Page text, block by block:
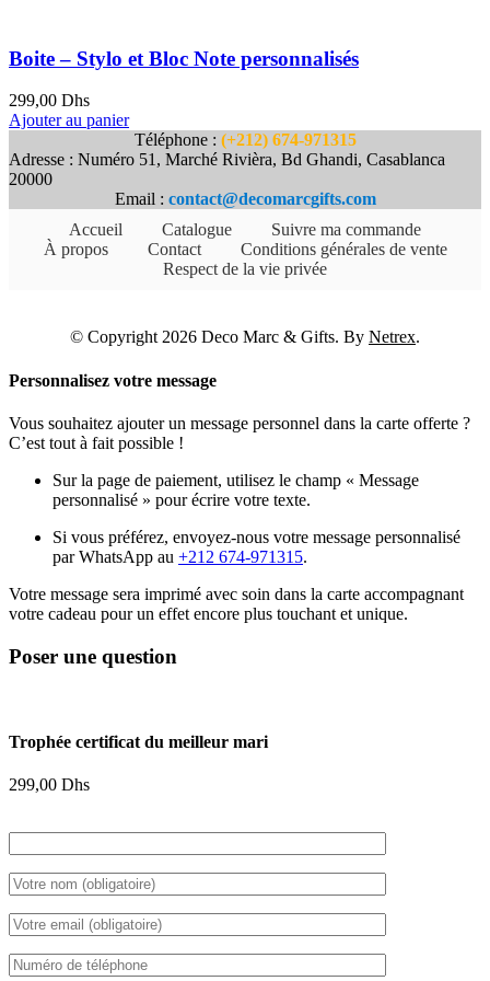
Boite – Stylo et Bloc Note personnalisés
299,00 Dhs
Ajouter au panier
Téléphone : (+212) 674-971315
Adresse : Numéro 51, Marché Rivièra, Bd Ghandi, Casablanca
20000
Email : contact@decomarcgifts.com
Accueil
Catalogue
Suivre ma commande
À propos
Contact
Conditions générales de vente
Respect de la vie privée
© Copyright 2026 Deco Marc & Gifts. By Netrex.
Personnalisez votre message
Vous souhaitez ajouter un message personnel dans la carte offerte ?
C’est tout à fait possible !
Sur la page de paiement, utilisez le champ « Message
personnalisé » pour écrire votre texte.
Si vous préférez, envoyez-nous votre message personnalisé
par WhatsApp au +212 674-971315.
Votre message sera imprimé avec soin dans la carte accompagnant
votre cadeau pour un effet encore plus touchant et unique.
Poser une question
Trophée certificat du meilleur mari
299,00 Dhs